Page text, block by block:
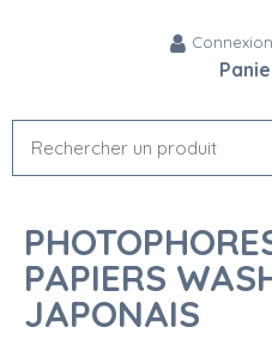
Connexion
PAPIERS
JAPONAIS